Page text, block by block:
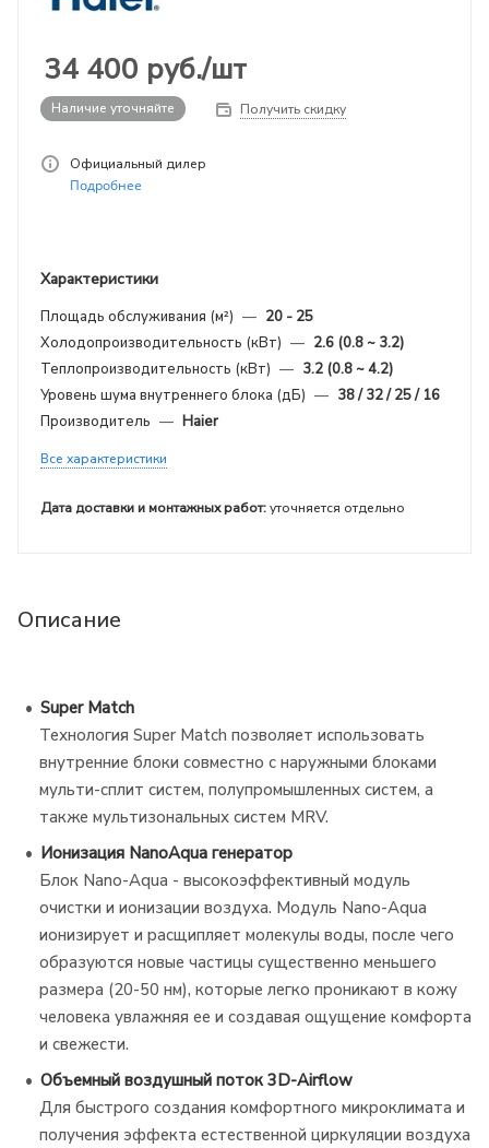
34 400 руб./шт
Наличие уточняйте Получить скидку
Официальный дилер
Подробнее
Характеристики
Площадь обслуживания (м²) — 20 - 25
Холодопроизводительность (кВт) — 2.6 (0.8 ~ 3.2)
Теплопроизводительность (кВт) — 3.2 (0.8 ~ 4.2)
Уровень шума внутреннего блока (дБ) — 38 / 32 / 25 / 16
Производитель — Haier
Все характеристики
Дата доставки и монтажных работ:уточняется отдельно
Описание
Super Match
Технология Super Match позволяет использовать
внутренние блоки совместно с наружными блоками
мульти-сплит систем, полупромышленных систем, а
также мультизональных систем MRV.
Ионизация NanoAqua генератор
Блок Nano-Aqua - высокоэффективный модуль
очистки и ионизации воздуха. Модуль Nano-Aqua
ионизирует и расщипляет молекулы воды, после чего
образуются новые частицы существенно меньшего
размера (20-50 нм), которые легко проникают в кожу
человека увлажняя ее и создавая ощущение комфорта
и свежести.
Объемный воздушный поток 3D-Airflow
Для быстрого создания комфортного микроклимата и
получения эффекта естественной циркуляции воздуха